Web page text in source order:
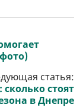
статья:
стоят
в Днепре